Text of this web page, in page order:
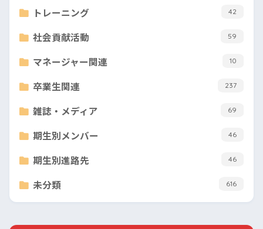
トレーニング 42
社会貢献活動 59
マネージャー関連 10
卒業生関連 237
雑誌・メディア 69
期生別メンバー 46
期生別進路先 46
未分類 616